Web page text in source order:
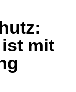
mit